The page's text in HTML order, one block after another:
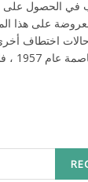
في الحصول
على هذا
حالات اختطاف
في